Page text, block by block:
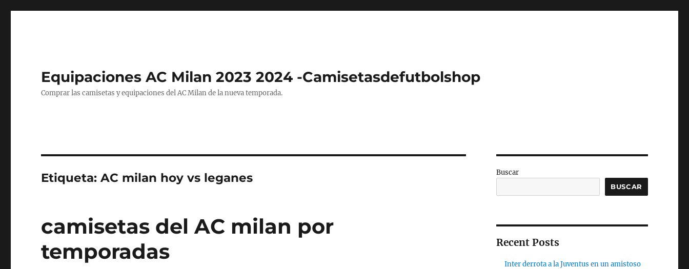
Equipaciones AC Milan 2023 2024 -Camisetasdefutbolshop
Comprar las camisetas y equipaciones del AC Milan de la nueva temporada.
Etiqueta:AC milan hoy vs leganes
camisetas del AC milan por
temporadas
Buscar
BUSCAR
Recent Posts
Inter derrota a la Juventus en un amistoso